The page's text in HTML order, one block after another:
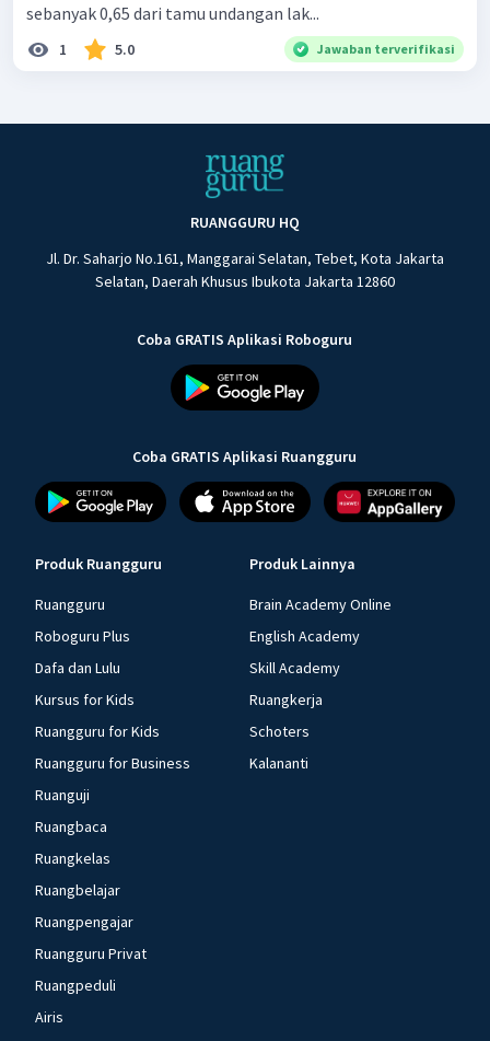
sebanyak 0,65 dari tamu undangan lak...
1 5.0 Jawaban terverifikasi
RUANGGURU HQ
Jl. Dr. Saharjo No.161, Manggarai Selatan, Tebet, Kota Jakarta
Selatan, Daerah Khusus Ibukota Jakarta 12860
Coba GRATIS Aplikasi Roboguru
Coba GRATIS Aplikasi Ruangguru
Produk Ruangguru
Ruangguru
Roboguru Plus
Dafa dan Lulu
Kursus for Kids
Ruangguru for Kids
Ruangguru for Business
Ruanguji
Ruangbaca
Ruangkelas
Ruangbelajar
Ruangpengajar
Ruangguru Privat
Ruangpeduli
Airis
Produk Lainnya
Brain Academy Online
English Academy
Skill Academy
Ruangkerja
Schoters
Kalananti